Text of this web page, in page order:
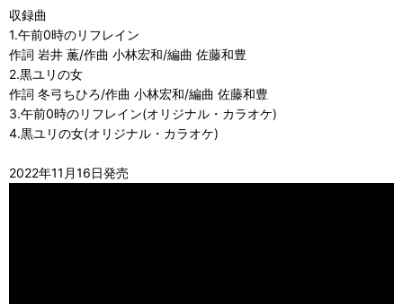
収録曲
1.午前0時のリフレイン
作詞 岩井 薫/作曲 小林宏和/編曲 佐藤和豊
2.黒ユリの女
作詞 冬弓ちひろ/作曲 小林宏和/編曲 佐藤和豊
3.午前0時のリフレイン(オリジナル・カラオケ)
4.黒ユリの女(オリジナル・カラオケ)
2022年11月16日発売